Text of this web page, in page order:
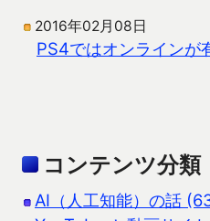
2016年02月08日
PS4ではオンラインが
コンテンツ分類
AI（人工知能）の話